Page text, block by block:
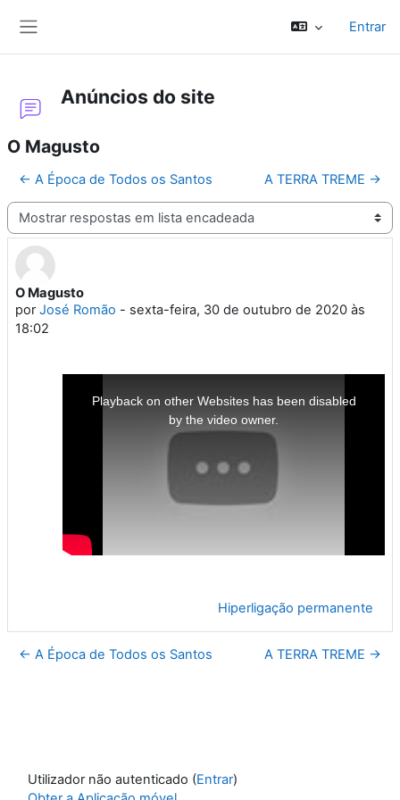
Entrar
Anúncios do site
O Magusto
← A Época de Todos os Santos A TERRA TREME →
Modo de visualização
O Magusto
porJosé Romão - sexta-feira, 30 de outubro de 2020 às
18:02
Número de respostas: 0
Playback on other Websites has been disabled
by the video owner.
Hiperligação permanente
← A Época de Todos os Santos A TERRA TREME →
Utilizador não autenticado (Entrar)